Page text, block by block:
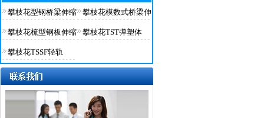
攀枝花型钢桥梁伸缩 攀枝花模数式桥梁伸
攀枝花梳型钢板伸缩 攀枝花TST弹塑体
攀枝花TSSF轻轨